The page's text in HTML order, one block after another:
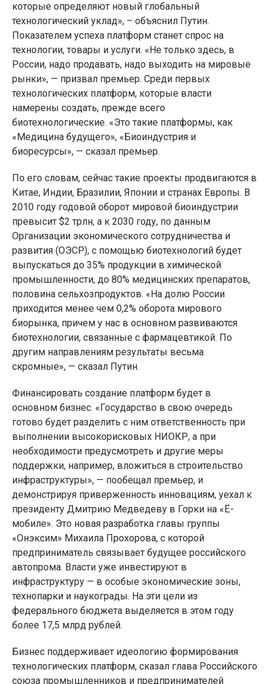
которые определяют новый глобальный
технологический уклад», – объяснил Путин.
Показателем успеха платформ станет спрос на
технологии, товары и услуги. «Не только здесь, в
России, надо продавать, надо выходить на мировые
рынки», — призвал премьер. Среди первых
технологических платформ, которые власти
намерены создать, прежде всего
биотехнологические. «Это такие платформы, как
«Медицина будущего», «Биоиндустрия и
биоресурсы», — сказал премьер.
По его словам, сейчас такие проекты продвигаются в
Китае, Индии, Бразилии, Японии и странах Европы. В
2010 году годовой оборот мировой биоиндустрии
превысит $2 трлн, а к 2030 году, по данным
Организации экономического сотрудничества и
развития (ОЭСР), с помощью биотехнологий будет
выпускаться до 35% продукции в химической
промышленности, до 80% медицинских препаратов,
половина сельхозпродуктов. «На долю России
приходится менее чем 0,2% оборота мирового
биорынка, причем у нас в основном развиваются
биотехнологии, связанные с фармацевтикой. По
другим направлениям результаты весьма
скромные», — сказал Путин.
Финансировать создание платформ будет в
основном бизнес. «Государство в свою очередь
готово будет разделить с ним ответственность при
выполнении высокорисковых НИОКР, а при
необходимости предусмотреть и другие меры
поддержки, например, вложиться в строительство
инфраструктуры», — пообещал премьер, и
демонстрируя приверженность инновациям, уехал к
президенту Дмитрию Медведеву в Горки на «Ё-
мобиле». Это новая разработка главы группы
«Онэксим» Михаила Прохорова, с которой
предприниматель связывает будущее российского
автопрома. Власти уже инвестируют в
инфраструктуру — в особые экономические зоны,
технопарки и наукограды. На эти цели из
федерального бюджета выделяется в этом году
более 17,5 млрд рублей.
Бизнес поддерживает идеологию формирования
технологических платформ, сказал глава Российского
союза промышленников и предпринимателей